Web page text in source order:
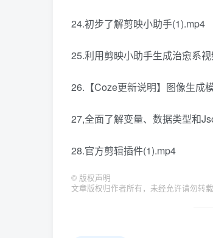
24.初步了解剪映小助手(1).mp4
25.利用剪映小助手生成治愈系
26.【Coze更新说明】图像生成
27,全面了解变量、数据类型和
28.官方剪辑插件(1).mp4
© 版权声明
文章版权归作者所有，未经允许请勿转载